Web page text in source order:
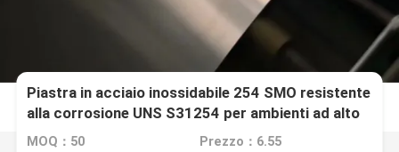
Piastra in acciaio inossidabile 254 SMO resistente
alla corrosione UNS S31254 per ambienti ad alto
contenuto di cloruri
MOQ：50 Prezzo：6.55